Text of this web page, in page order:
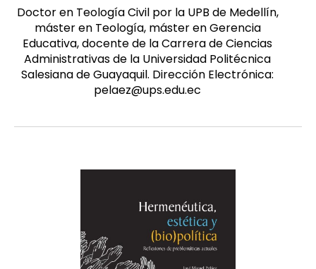
Masculino
Doctor en Teología Civil por la UPB de Medellín,
máster en Teología, máster en Gerencia
Educativa, docente de la Carrera de Ciencias
Administrativas de la Universidad Politécnica
Salesiana de Guayaquil. Dirección Electrónica:
pelaez@ups.edu.ec